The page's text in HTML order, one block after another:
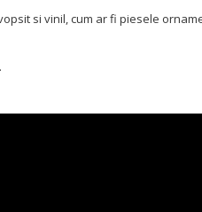
si vinil, cum ar fi piesele